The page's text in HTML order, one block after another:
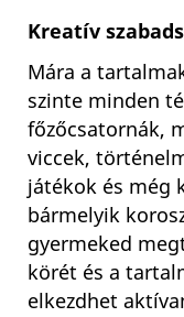
Kreatív
Mára a
szinte minden
főzőcsatornák,
viccek,
játékok és még
bármelyik
gyermeked
körét és a
elkezdhet